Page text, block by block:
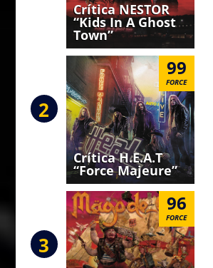
Crítica NESTOR
“Kids In A Ghost
Town”
2
99
FORCE
Crítica H.E.A.T
“Force Majeure”
3
96
FORCE